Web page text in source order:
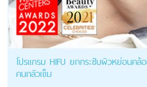
โปรแกรม HIFU ยกกระชับผิวหย่อนคล้
คนกลัวเข็ม